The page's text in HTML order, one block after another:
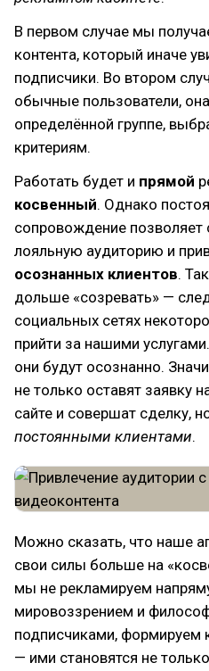
В первом случае мы
контента, который иначе
подписчики. Во втором
обычные пользователи,
определённой группе,
критериям.
Работать будет и прямой
косвенный. Однако
сопровождение позволяет
лояльную аудиторию и
осознанных клиентов.
дольше «созревать» —
социальных сетях
прийти за нашими
они будут осознанно.
не только оставят заявку
сайте и совершат сделку,
постоянными клиентами.
Можно сказать, что наше
свои силы больше на
мы не рекламируем
мировоззрением и
подписчиками, формируем
— ими становятся не